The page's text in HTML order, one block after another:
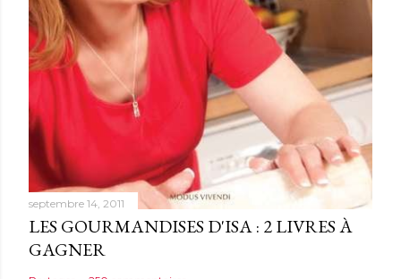
e
n
t
a
i
r
e
septembre 14, 2011
LES GOURMANDISES D'ISA : 2 LIVRES À
GAGNER